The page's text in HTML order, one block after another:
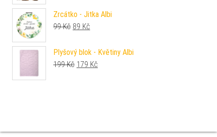
Zrcátko - Jitka Albi
99Kč Původní cena byla: 99 Kč.
89 Kč
Plyšový blok - Květiny Albi
199Kč Původní cena byla: 199 Kč.
179 Kč